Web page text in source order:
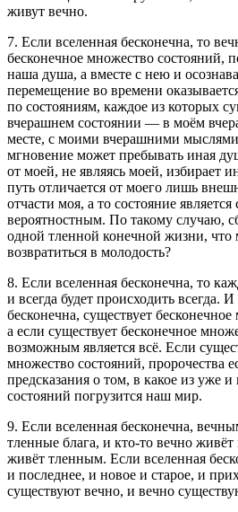
живут вечно.
7. Если вселенная бесконечна, то
бесконечное множество состояний,
наша душа, а вместе с нею и
перемещение во времени
по состояниям, каждое из которых
вчерашнем состоянии — в моём
месте, с моими вчерашними
мгновение может пребывать иная
от моей, не являясь моей, избирает
путь отличается от моего лишь
отчасти моя, а то состояние
вероятностным. По такому случаю,
одной тленной конечной жизни, что
возвратиться в молодость?
8. Если вселенная бесконечна, то
и всегда будет происходить всегда.
бесконечна, существует
а если существует бесконечное
возможным является всё. Если
множество состояний, пророчества
предсказания о том, в какое из уже
состояний погрузится наш мир.
9. Если вселенная бесконечна,
тленные блага, и кто-то вечно
живёт тленным. Если вселенная
и последнее, и новое и старое, и
существуют вечно, и вечно